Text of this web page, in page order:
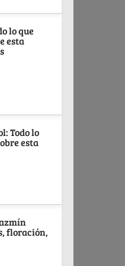
lo que
esta
Todo lo
esta
floración,